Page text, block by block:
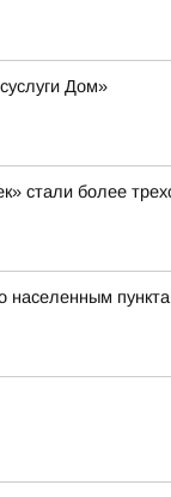
Дом»
стали более
населенным